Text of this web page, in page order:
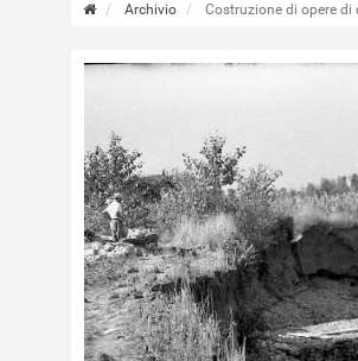
Archivio Costruzione di opere di